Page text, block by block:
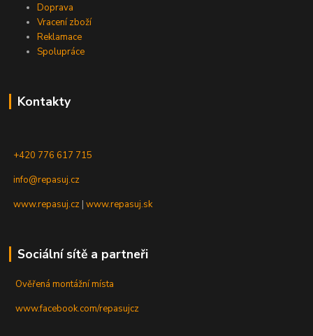
Doprava
Vracení zboží
Reklamace
Spolupráce
Kontakty
+420 776 617 715
info@repasuj.cz
www.repasuj.cz |www.repasuj.sk
Sociální sítě a partneři
Ověřená montážní místa
www.facebook.com/repasujcz